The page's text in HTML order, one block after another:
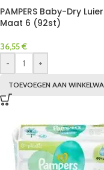
PAMPERS Baby-Dry
Maat 6 (92st)
36,55€
-
+
TOEVOEGEN AAN